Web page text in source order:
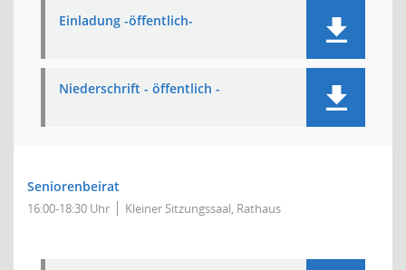
Einladung -öffentlich-
Niederschrift - öffentlich -
Seniorenbeirat
16:00-18:30 Uhr Kleiner Sitzungssaal, Rathaus